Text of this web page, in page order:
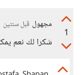
1
مجهول قبل سنتين
شكرا لك نعم